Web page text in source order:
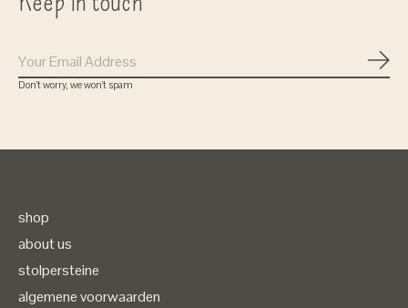
Don’t worry, we won’t spam
shop
about us
stolpersteine
algemene voorwaarden